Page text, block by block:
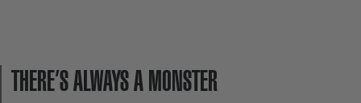
THERE’S ALWAYS A MONSTER